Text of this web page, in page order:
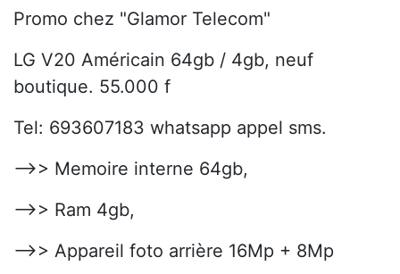
Promo chez "Glamor Telecom"
LG V20 Américain 64gb / 4gb, neuf
boutique. 55.000 f
Tel: 693607183 whatsapp appel sms.
-->> Memoire interne 64gb,
-->> Ram 4gb,
-->> Appareil foto arrière 16Mp + 8Mp